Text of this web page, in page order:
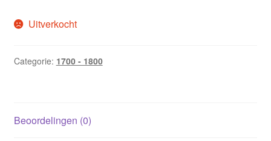
Uitverkocht
Categorie: 1700 - 1800
Beoordelingen (0)